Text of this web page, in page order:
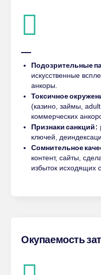
Подозрительные
искусственные
анкоры.
Токсичное
(казино, займы,
коммерческих
Признаки санкций:
ключей,
Сомнительное
контент, сайты,
избыток исходящих
Окупаемость